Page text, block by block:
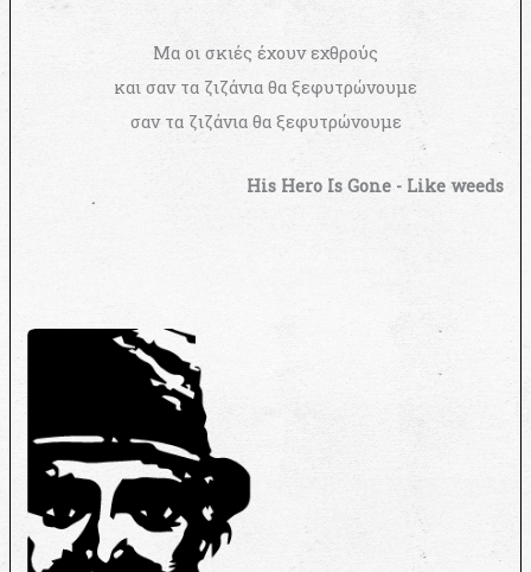
Μα οι σκιές έχουν εχθρούς
και σαν τα ζιζάνια θα ξεφυτρώνουμε
σαν τα ζιζάνια θα ξεφυτρώνουμε
His Hero Is Gone - Like weeds